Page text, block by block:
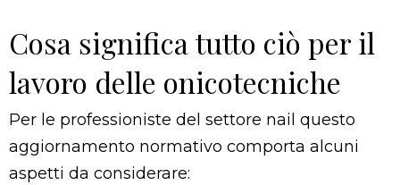
Cosa significa tutto ciò per il
lavoro delle onicotecniche
Per le professioniste del settore nail questo
aggiornamento normativo comporta alcuni
aspetti da considerare: